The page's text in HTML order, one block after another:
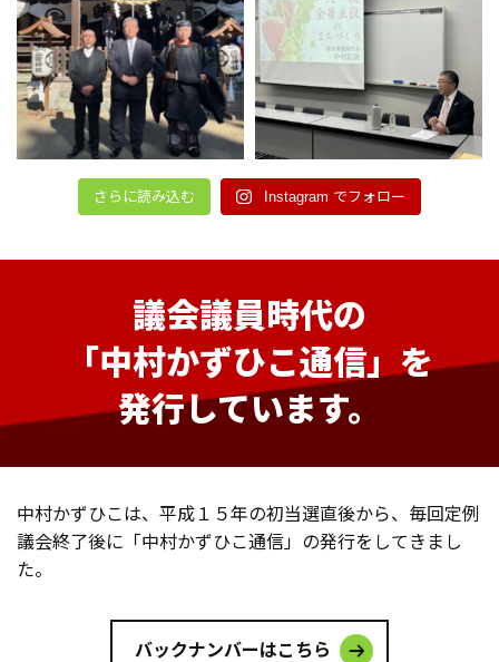
さらに読み込む Instagram でフォロー
議会議員時代の
「中村かずひこ通信」を
発行しています。
中村かずひこは、平成１５年の初当選直後から、毎回定例
議会終了後に 「中村かずひこ通信」の発行をしてきまし
た。
バックナンバーはこちら